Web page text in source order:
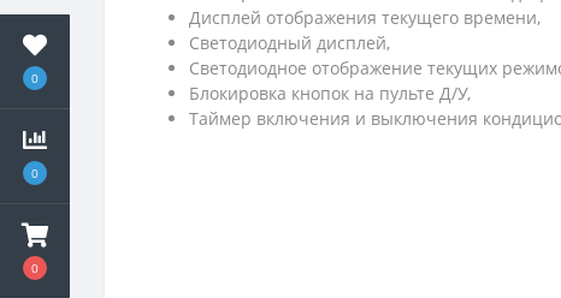
0
0
0
Дисплей отображения текущего времени,
Светодиодный дисплей,
Светодиодное отображение текущих
Блокировка кнопок на пульте Д/У,
Таймер включения и выключения